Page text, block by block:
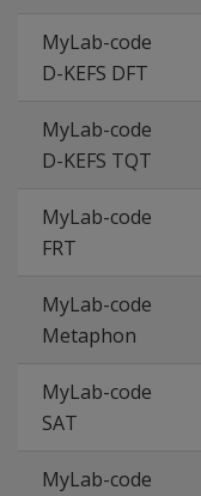
MyLab-code
D-KEFS DFT
MyLab-code
D-KEFS TQT
MyLab-code
FRT
MyLab-code
Metaphon
MyLab-code
SAT
MyLab-code